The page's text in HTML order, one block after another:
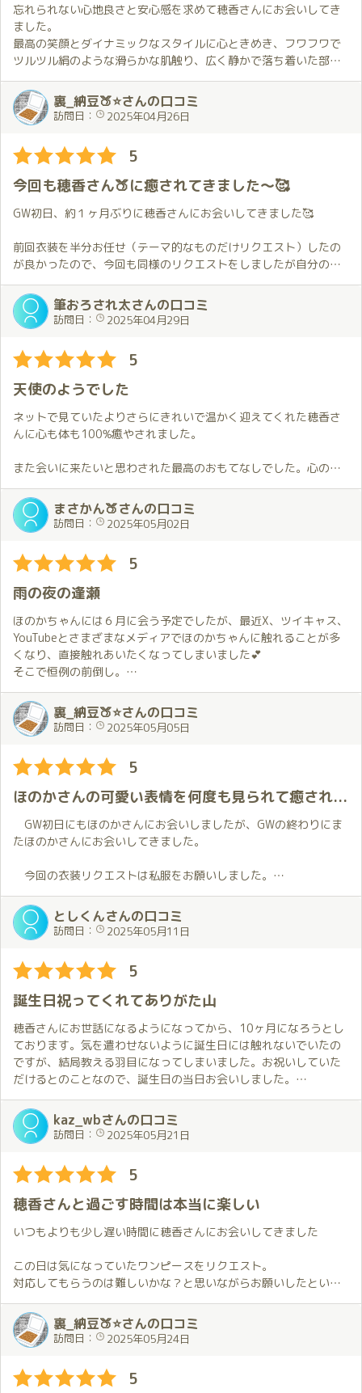
で、おもてなし精神にあふれた魅力的な女性です💕
１回会ったらまた次、次に会ったらさらに次と会いたくなっちゃ
う😍
僕はこのほのか沼にどっぷりはまってます✨
(追伸)
お店には川崎駅から送迎車を利用しているのですが、運転手さん
が「桜のトンネルがきれいですよ🌸」と教えてくれて、つかの間
の花見を楽しみました。
安全運転で寡黙な方が多いですが、時々いい情報を教えてくれた
りするので、移動中が少し楽しみだったりしてます。
バニー姿を楽しみながらお部屋に着くと穂香さんがこれまでより
もずっと長くハグしてくれました。
2枠にしたことで通常よりは時間があるため、この日は穂香さんが
普段以上に時間をかけて優しく丁寧に進めてくれている感じで
す。
そのような状況で前回と同じく最初の場所から移動出来ないま
ま…となったことと時間を贅沢に使えることから普段とは異なる
お願いをしました。
時間をかけてゆっくり進めてくれる穂香さんの対応と初めてお願
いしたことが私に合っていて非常に素晴らしい体験でした。
これまで感じたことのない気持ち良さと幸せな感覚に包まれて本
当に楽しかった…
普段の王道的な感じも今回お願いした内容もとても良くて優劣が
とになりそうです。
2枠でお願いしたこと自体はあるのですが琥珀での2枠は初めてで
した。
豪華なお部屋で穂香さんを傍に感じながらゆっくり過ごすことが
出来てとても幸せな時間でした。
2枠にしていただけたことで初めて経験する楽しさも感じられ非常
に良かったです。
時間が取れるときには2枠でお伺いする機会をまた作りたいと思い
ます。
5月の予定もお伝えすることが出来たので次にお会い出来る日を楽
忘れられない心地良さと安心感を求めて穂香さんにお会いしてき
ました。
最高の笑顔とダイナミックなスタイルに心ときめき、フワフワで
ツルツル絹のような滑らかな肌触り、広く静かで落ち着いた部屋
で、経験豊富からくるハード&ソフトスキルのサービスを十分に堪
能し心地良さと安心感をいただき穏やかな時間を過ごすことがで
きました。ありがとうございます！
神社で参拝して第〇京浜道路脇の🌺を鑑賞しながらYou Tube で観
たとおりの高級な玄関口へ
スタッフさんのさりげない対応にも高級感をいただきました。自
身G.W.唯一満喫できた日になりました。
裏_納豆🍑⭐さんの口コミ
訪問日： 2025年04月26日
5
今回も穂香さん🍑に癒されてきました～🥰
GW初日、約１ヶ月ぶりに穂香さんにお会いしてきました🥰
前回衣装を半分お任せ（テーマ的なものだけリクエスト）したの
が良かったので、今回も同様のリクエストをしましたが自分の想
像をはるかに超える姿で出迎えにいらした時はドキドキしちゃい
ました😍。
ただ、目のやり場に困ってしまいましたが…😳。
お部屋に入ってのハグから始まるプレイの詳細は恥ずかしいので
控えますが、同じプレイ内容でもお会いする回数が増える度によ
り自分好みになっている気がしました😂。
自分的には穂香さんのSNS等で発信しているイメージとお部屋の
中でイチャイチャしている時の穂香さんのギャップに益々興奮し
ただ２回目のチャレンジでは自分の不甲斐なさのせいで穂香さん
に御迷惑を掛けてしまいましたが…😭。
また、お会いする度に自分の事を知ってくれようとしてくれる事
が穂香さんの端々から感じられて、穂香さんとの距離が縮まった
気がして嬉しい気持ちになりました😆。
次にお会いするお約束はしてあるので、今からお会い出来るのが
楽しみです🤩。
筆おろされ太さんの口コミ
訪問日： 2025年04月29日
5
天使のようでした
ネットで見ていたよりさらにきれいで温かく迎えてくれた穂香さ
んに心も体も100%癒やされました。
また会いに来たいと思わされた最高のおもてなしでした。心の中
に自分で立てたハードルに邪魔されないでそのハードルを片付け
て踏み出すことがとても大切と実感しました。
まさかん🍑さんの口コミ
訪問日： 2025年05月02日
5
雨の夜の逢瀬
ほのかちゃんには６月に会う予定でしたが、最近X、ツイキャス、
YouTubeとさまざまなメディアでほのかちゃんに触れることが多
くなり、直接触れあいたくなってしまいました💕
そこで恒例の前倒し。
今回は、いつもと違う経験がしたかったのとスーツ姿をまた褒め
てもらいたいという不埒な理由から夜を選択🌃✨
１日働いた後で大丈夫？とは思いましたが、ほのかちゃんとなら
大丈夫！僕も好きだし💕ということで、心配する要素はなしと判
断しました。
当日は気もそぞろ。
一応仕事も頑張っていましたが、時計ばかり見ていた気がします
⌚️
ったです。
そしていよいよご対面💕
ほのかちゃんはいつも以上にかわいく、笑顔も素敵でした😊
衣装は私服。これがまた見惚れるほど綺麗✨
意図せず夜の密会といった感じになり、背徳感も高まります↗️
今日もたのしい予感しかしません！
その後お部屋に入って、熱い抱擁・・・
日々のモヤモヤ、今日の疲れが瞬時に消えていくのを感じます。
本当に最高の瞬間！！
ここからは２人の世界。
ほのかちゃんのおもてなしはいつも以上に激しくて、えっ！こん
なところでこんなこと？ということまで😍僕はもちろん防戦一方
😖
でも、疲れてるはずの身体は元気で↗️、年に数回しかない、身体
に１本芯が入っているという感じを久しぶりに体感しました。
自分自身でも驚くほどの感覚で、ほのかちゃんのすごさには感服
することしか出来ませんでした✨
一段落した後は、飲み会設定であることを思い出してお酒をごち
酔いの回りの早さが、今日の充実度を物語っていました。
翌日はもちろん筋肉痛😖
でも、ここまでがほのかちゃんとの逢瀬なのです💕
この痛みとともに翌日以降の２,３日過ごし、痛みが消えたら、次
に向けた準備開始。
もうじきその時期かな？
次も楽しみです💕
裏_納豆🍑⭐さんの口コミ
訪問日： 2025年05月05日
5
ほのかさんの可愛い表情を何度も見られて癒されました
GW初日にもほのかさんにお会いしましたが、GWの終わりにま
たほのかさんにお会いしてきました。
今回の衣装リクエストは私服をお願いしました。
お出迎えの時衣装からチラリと見える素肌にドキドキしちゃいま
した💓。
手をつないでお部屋まで案内され、まずは挨拶のハグ🤗。
この瞬間心地良さで頭が真っ白になってしまいました😯。
恥ずかしながら、この時もうちょっと反応しちゃってました😳。
その後軽くお話ししつつプレイに入っていくのですが、今回ほ
のかさんの表情がいつも以上に可愛くて何度も「可愛い🥰」って
口走ってました。
特に意地悪っぽい事を言う時の、いたずらする子供の様な表情が
たまらなく可愛かったです😄。
プレイの詳細はここでは控えますが、ほのかさんはこちらがし
てほしいと思っている事を察して対応してくれます👌。
事前にお伝えしておけば確実だと思います。
プレイの合間も隣にいてくれて、一緒にお話ししたり軽く飲食
したりして
恋人気分に浸る事が出来ました💕。
この時間も凄く楽して、いつもよりチャレンジ回数が少なくな
ってしまいましたがかえって濃密なチャレンジだった気がしま
今回もあっという間の２時間で、お別れした後の楽しかった余
韻と一人になった寂しさを毎回感じてしまいます。
そしてまたほのかさんに会いたいと思ってしまうのでした。
としくんさんの口コミ
訪問日： 2025年05月11日
5
誕生日祝ってくれてありがた山
穂香さんにお世話になるようになってから、10ヶ月になろうとし
ております。気を遣わせないように誕生日には触れないでいたの
ですが、結局教える羽目になってしまいました。お祝いしていた
だけるとのことなので、誕生日の当日お会いしました。
いつも変わらぬ、きめ細やかなおもてなしを受け、身も心も満足
していたところに、誕生日のケーキを頂戴し、さらにプレゼント
も頂戴いたしました。独り身の初老にとって唯一の誕生日のお祝
いをしていただき、改めて穂香さんの元に通うことを心に誓った
のでした。
kaz_wbさんの口コミ
訪問日： 2025年05月21日
5
穂香さんと過ごす時間は本当に楽しい
いつもよりも少し遅い時間に穂香さんにお会いしてきました
この日は気になっていたワンピースをリクエスト。
対応してもらうのは難しいかな？と思いながらお願いしたという
経緯もあって、希望通りの衣装で穂香さんが迎えてくれたのが嬉
しかったです。
ゆったりしたワンピースは街中で見かけたら無意識に視線を向け
てしまうような感じで予想以上に魅力的でした。
前回は普段と違うことをお願いしたので今回は王道的に進めても
裏_納豆🍑⭐さんの口コミ
訪問日： 2025年05月24日
5